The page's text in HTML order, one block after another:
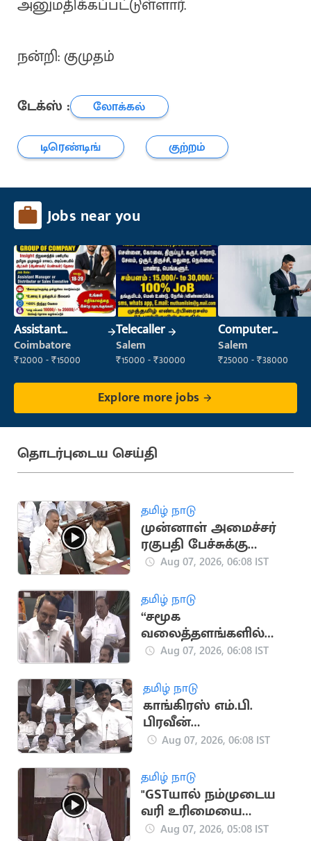
அனுமதிக்கப்பட்டுள்ளார்.
நன்றி: குமுதம்
டேக்ஸ் :
லோக்கல்
டிரெண்டிங்
குற்றம்
Jobs near you
Assistant
Manager
Coimbatore
₹12000 - ₹15000
Telecaller
Salem
₹15000 - ₹30000
Computer
Operator
Salem
₹25000 - ₹38000
Explore more jobs
தொடர்புடைய செய்தி
தமிழ் நாடு
முன்னாள் அமைச்சர்
ரகுபதி பேச்சுக்கு
புஸ்ஸி ஆன்ந்த்
Aug 07, 2026, 06:08 IST
தமிழ் நாடு
“சமூக
வலைத்தளங்களில்
பொய்யா போட்டு தான்
ரகுபதி பேச்சு
Aug 07, 2026, 06:08 IST
தமிழ் நாடு
காங்கிரஸ் எம்.பி.
பிரவீன்
சக்கரவர்த்திக்கு பதவி?
Aug 07, 2026, 06:08 IST
தமிழ் நாடு
"GSTயால் நம்முடைய
வரி உரிமையை
இழந்துவிட்டோம்"..
Aug 07, 2026, 05:08 IST